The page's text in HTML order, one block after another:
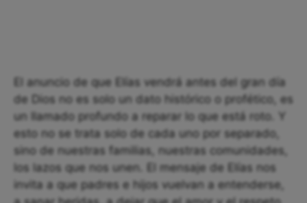
El anuncio de que Elías vendrá antes del gran día
de Dios no es solo un dato histórico o profético, es
un llamado profundo a reparar lo que está roto. Y
esto no se trata solo de cada uno por separado,
sino de nuestras familias, nuestras comunidades,
los lazos que nos unen. El mensaje de Elías nos
invita a que padres e hijos vuelvan a entenderse,